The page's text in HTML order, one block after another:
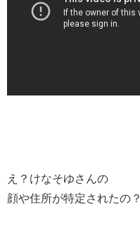
え？けなそゆさんの
顔や住所が特定されたの？